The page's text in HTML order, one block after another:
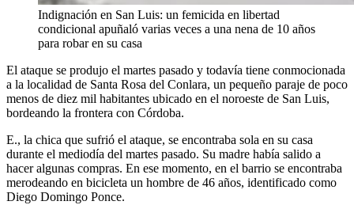
Indignación en San Luis: un femicida en libertad
condicional apuñaló varias veces a una nena de 10 años
para robar en su casa
El ataque se produjo el martes pasado y todavía tiene conmocionada
a la localidad de Santa Rosa del Conlara, un pequeño paraje de poco
menos de diez mil habitantes ubicado en el noroeste de San Luis,
bordeando la frontera con Córdoba.
E., la chica que sufrió el ataque, se encontraba sola en su casa
durante el mediodía del martes pasado. Su madre había salido a
hacer algunas compras. En ese momento, en el barrio se encontraba
merodeando en bicicleta un hombre de 46 años, identificado como
Diego Domingo Ponce.